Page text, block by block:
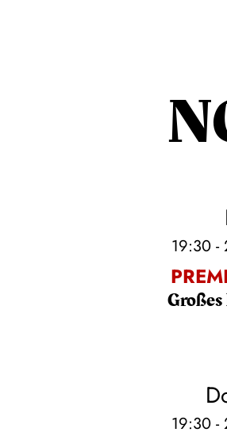
19:30 -
19:30 -